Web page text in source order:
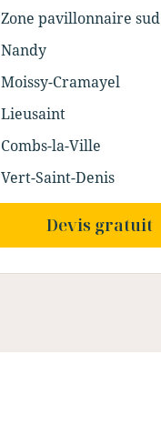
Zone pavillonnaire sud
Nandy
Moissy-Cramayel
Lieusaint
Combs-la-Ville
Vert-Saint-Denis
Devis gratuit